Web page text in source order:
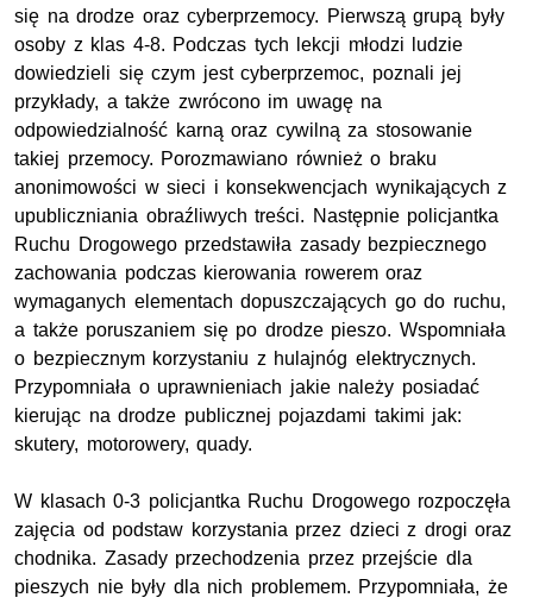
się na drodze oraz cyberprzemocy. Pierwszą grupą były
osoby z klas 4-8. Podczas tych lekcji młodzi ludzie
dowiedzieli się czym jest cyberprzemoc, poznali jej
przykłady, a także zwrócono im uwagę na
odpowiedzialność karną oraz cywilną za stosowanie
takiej przemocy. Porozmawiano również o braku
anonimowości w sieci i konsekwencjach wynikających z
upubliczniania obraźliwych treści. Następnie policjantka
Ruchu Drogowego przedstawiła zasady bezpiecznego
zachowania podczas kierowania rowerem oraz
wymaganych elementach dopuszczających go do ruchu,
a także poruszaniem się po drodze pieszo. Wspomniała
o bezpiecznym korzystaniu z hulajnóg elektrycznych.
Przypomniała o uprawnieniach jakie należy posiadać
kierując na drodze publicznej pojazdami takimi jak:
skutery, motorowery, quady.
W klasach 0-3 policjantka Ruchu Drogowego rozpoczęła
zajęcia od podstaw korzystania przez dzieci z drogi oraz
chodnika. Zasady przechodzenia przez przejście dla
pieszych nie były dla nich problemem. Przypomniała, że